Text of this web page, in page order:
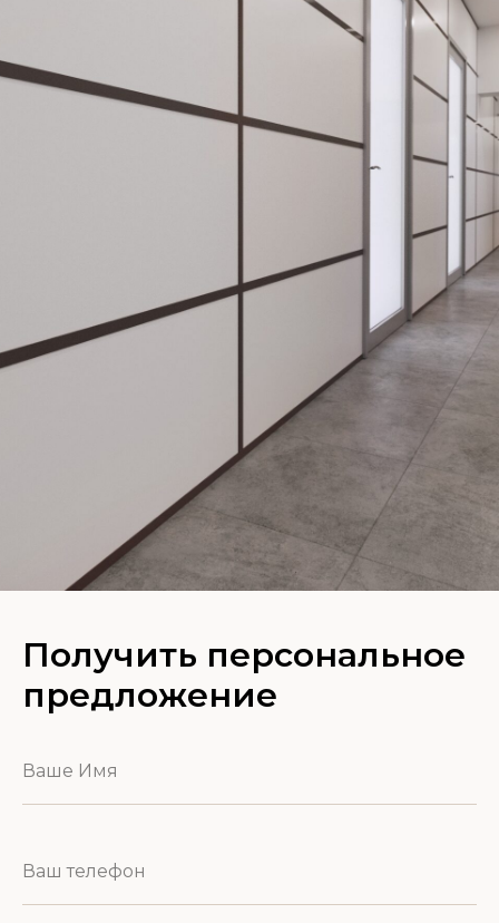
Получить персональное
предложение